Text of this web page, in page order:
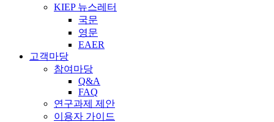
KIEP 뉴스레터
국문
영문
EAER
고객마당
참여마당
Q&A
FAQ
연구과제 제안
이용자 가이드